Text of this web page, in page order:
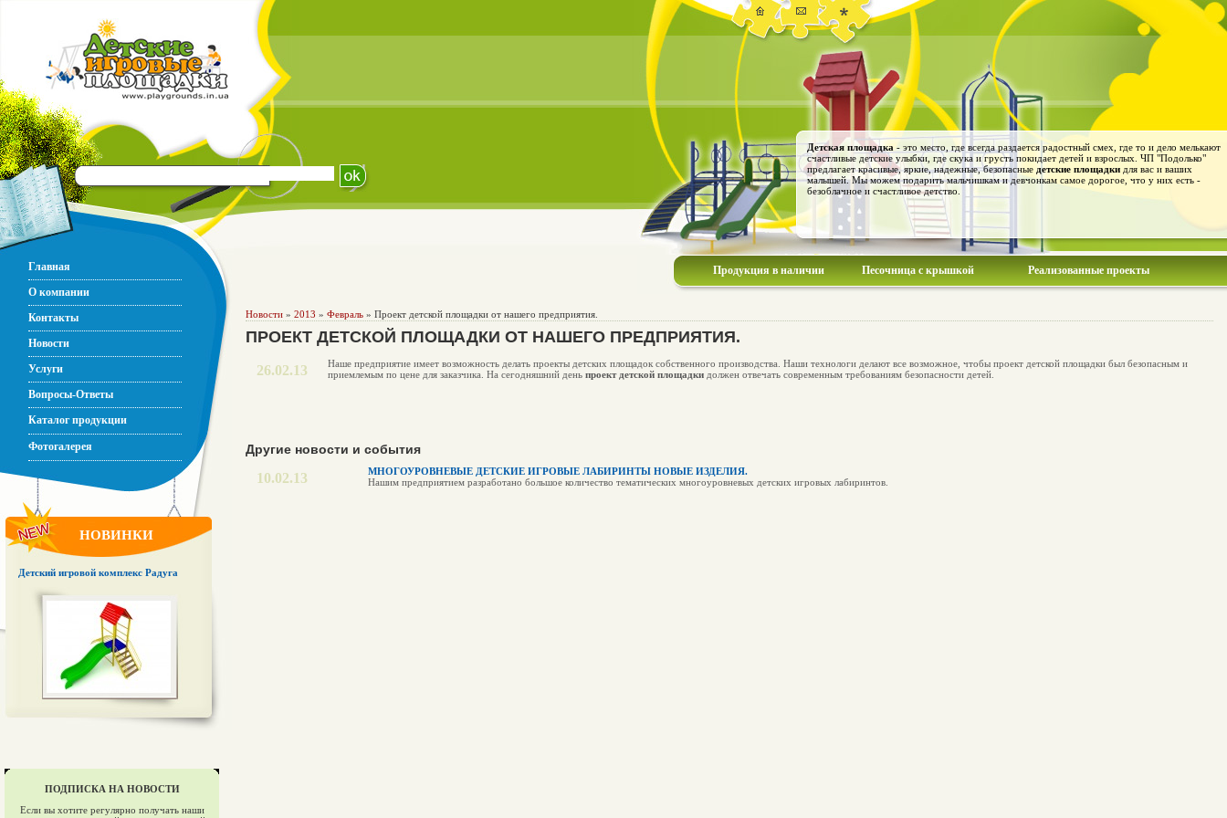
Детская площадка - это место, где всегда раздается радостный смех, где то и дело мелькают
счастливые детские улыбки, где скука и грусть покидает детей и взрослых. ЧП "Подолько"
предлагает красивые, яркие, надежные, безопасные детские площадки для вас и ваших
малышей. Мы можем подарить мальчишкам и девчонкам самое дорогое, что у них есть -
безоблачное и счастливое детство.
Главная
О компании
Контакты
Новости
Услуги
Вопросы-Ответы
Каталог продукции
Фотогалерея
НОВИНКИ
Детский игровой комплекс Радуга
ПОДПИСКА НА НОВОСТИ
Если вы хотите регулярно получать наши
Продукция в наличии Песочница с крышкой Реализованные проекты
Новости » 2013 » Февраль » Проект детской площадки от нашего предприятия.
ПРОЕКТ ДЕТСКОЙ ПЛОЩАДКИ ОТ НАШЕГО ПРЕДПРИЯТИЯ.
26.02.13
Наше предприятие имеет возможность делать проекты детских площадок собственного производства. Наши технологи делают все возможное, чтобы проект детской площадки был безопасным и
приемлемым по цене для заказчика. На сегодняшний день проект детской площадки должен отвечать современным требованиям безопасности детей.
Другие новости и события
10.02.13
МНОГОУРОВНЕВЫЕ ДЕТСКИЕ ИГРОВЫЕ ЛАБИРИНТЫ НОВЫЕ ИЗДЕЛИЯ.
Нашим предприятием разработано большое количество тематических многоуровневых детских игровых лабиринтов.